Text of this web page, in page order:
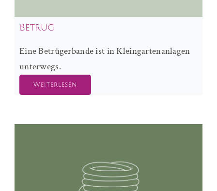
Betrug
Eine Betrügerbande ist in Kleingartenanlagen
unterwegs.
Weiterlesen